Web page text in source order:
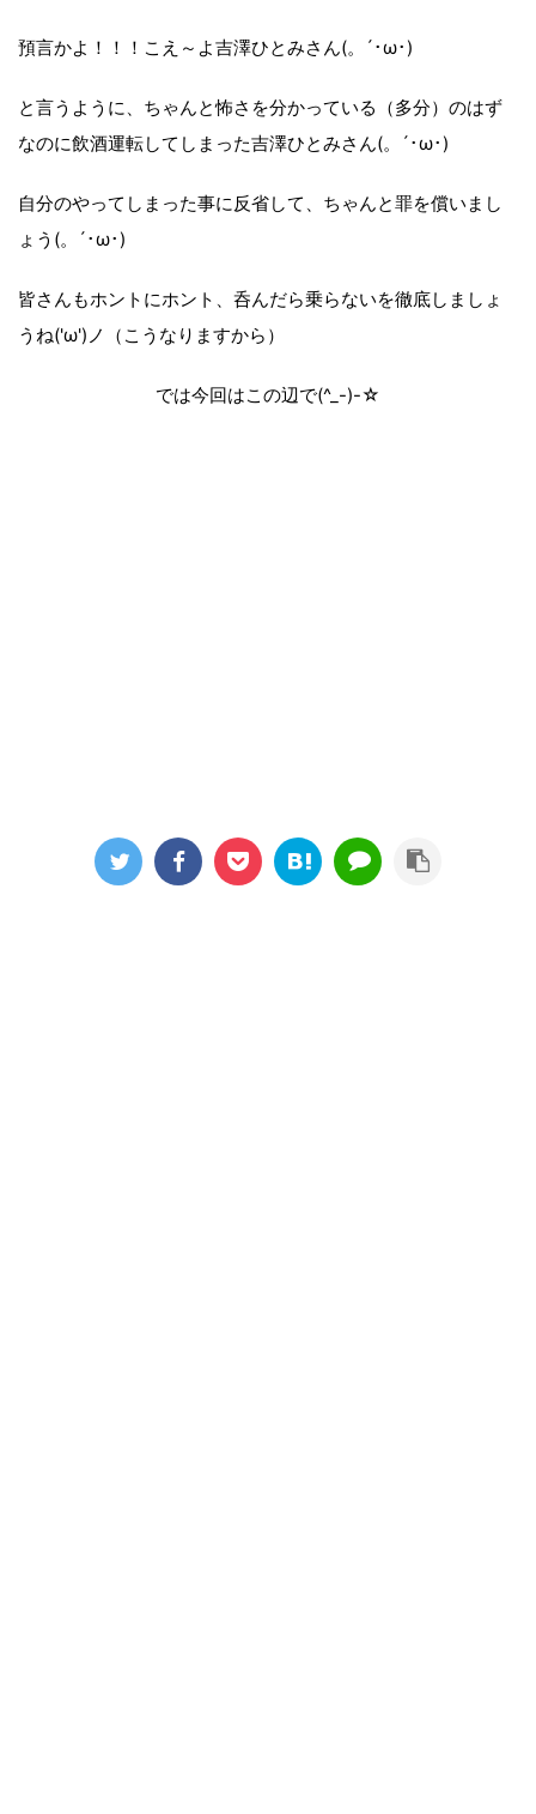
預言かよ！！！こえ～よ吉澤ひとみさん(。´･ω･)
と言うように、ちゃんと怖さを分かっている（多分）のはず
なのに飲酒運転してしまった吉澤ひとみさん(。´･ω･)
自分のやってしまった事に反省して、ちゃんと罪を償いまし
ょう(。´･ω･)
皆さんもホントにホント、呑んだら乗らないを徹底しましょ
うね('ω')ノ（こうなりますから）
では今回はこの辺で(^_-)-☆